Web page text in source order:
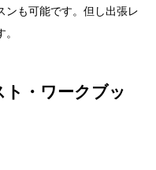
ンも可能です。但し出張レ
・ワークブッ